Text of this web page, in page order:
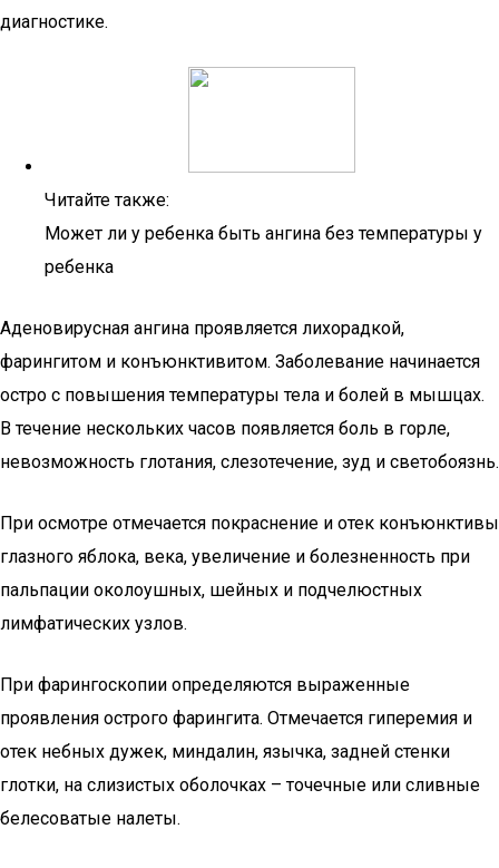
диагностике.
Читайте также:
Может ли у ребенка быть ангина без температуры у
ребенка
Аденовирусная ангина проявляется лихорадкой,
фарингитом и конъюнктивитом. Заболевание начинается
остро с повышения температуры тела и болей в мышцах.
В течение нескольких часов появляется боль в горле,
невозможность глотания, слезотечение, зуд и светобоязнь.
При осмотре отмечается покраснение и отек конъюнктивы
глазного яблока, века, увеличение и болезненность при
пальпации околоушных, шейных и подчелюстных
лимфатических узлов.
При фарингоскопии определяются выраженные
проявления острого фарингита. Отмечается гиперемия и
отек небных дужек, миндалин, язычка, задней стенки
глотки, на слизистых оболочках – точечные или сливные
белесоватые налеты.